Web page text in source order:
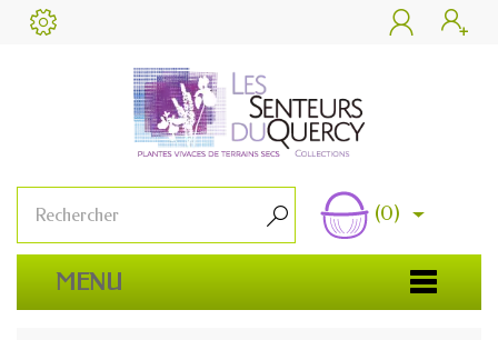
 
 (0)
MENU